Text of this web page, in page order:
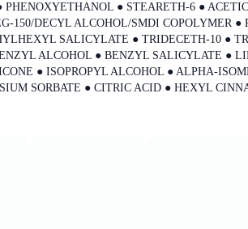
● STEARETH-6 ●
150/DECYL ALCOHOL/SMDI COPOLYMER ●
SALICYLATE ● TRIDECETH-10 ●
ALCOHOL ● BENZYL SALICYLATE ●
● ISOPROPYL ALCOHOL ● ALPHA-
SORBATE ● CITRIC ACID ● HEXYL